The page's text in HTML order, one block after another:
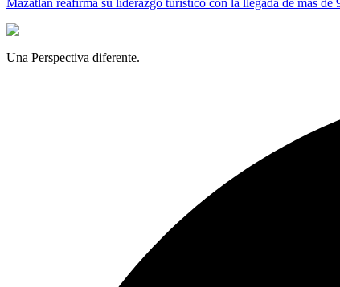
Mazatlán reafirma su liderazgo turístico con la llegada de más
Una Perspectiva diferente.